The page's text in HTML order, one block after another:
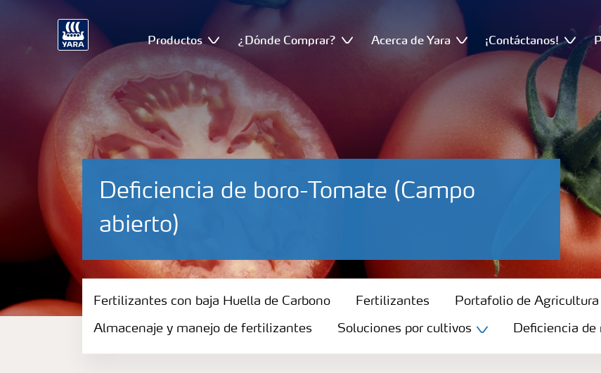
Productos ¿Dónde Comprar? Acerca de Yara ¡Contáctanos!
Deficiencia de boro-Tomate (Campo
abierto)
Fertilizantes con baja Huella de Carbono
Fertilizantes
Fertilizantes con baja Huella de Carbono Fertilizantes Portafolio de Agricultura
Almacenaje y manejo de fertilizantes Soluciones por cultivos Deficiencia